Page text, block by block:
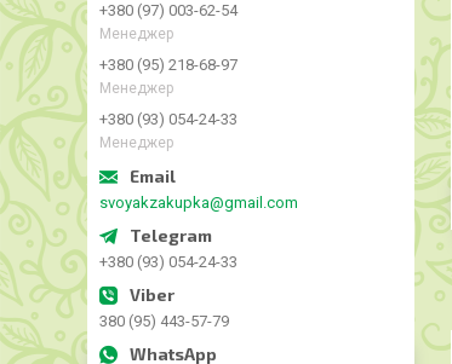
+380 (97) 003-62-54
Менеджер
+380 (95) 218-68-97
Менеджер
+380 (93) 054-24-33
Менеджер
svoyakzakupka@gmail.com
+380 (93) 054-24-33
380 (95) 443-57-79